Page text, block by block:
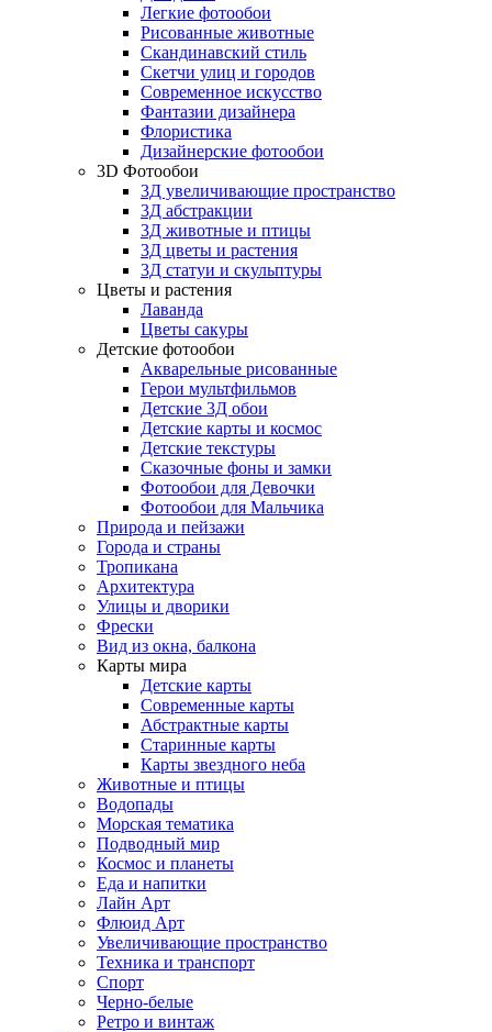
Легкие фотообои
Рисованные животные
Скандинавский стиль
Скетчи улиц и городов
Современное искусство
Фантазии дизайнера
Флористика
Дизайнерские фотообои
3D Фотообои
3Д увеличивающие пространство
3Д абстракции
3Д животные и птицы
3Д цветы и растения
3Д статуи и скульптуры
Цветы и растения
Лаванда
Цветы сакуры
Детские фотообои
Акварельные рисованные
Герои мультфильмов
Детские 3Д обои
Детские карты и космос
Детские текстуры
Сказочные фоны и замки
Фотообои для Девочки
Фотообои для Мальчика
Природа и пейзажи
Города и страны
Тропикана
Архитектура
Улицы и дворики
Фрески
Вид из окна, балкона
Карты мира
Детские карты
Современные карты
Абстрактные карты
Старинные карты
Карты звездного неба
Животные и птицы
Водопады
Морская тематика
Подводный мир
Космос и планеты
Еда и напитки
Лайн Арт
Флюид Арт
Увеличивающие пространство
Техника и транспорт
Спорт
Черно-белые
Ретро и винтаж